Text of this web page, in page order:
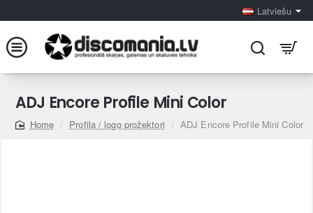
Latviešu
ADJ Encore Profile Mini Color
home
Profila / logo prožektori ADJ Encore Profile Mini Color